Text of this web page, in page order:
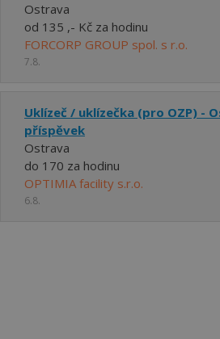
Ostrava
od 135 ,- Kč za hodinu
FORCORP GROUP spol. s r.o.
7.8.
Uklízeč / uklízečka (pro OZP) -
příspěvek
Ostrava
do 170 za hodinu
OPTIMIA facility s.r.o.
6.8.